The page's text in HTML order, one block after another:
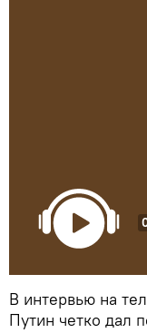
В интервью на
Путин четко дал